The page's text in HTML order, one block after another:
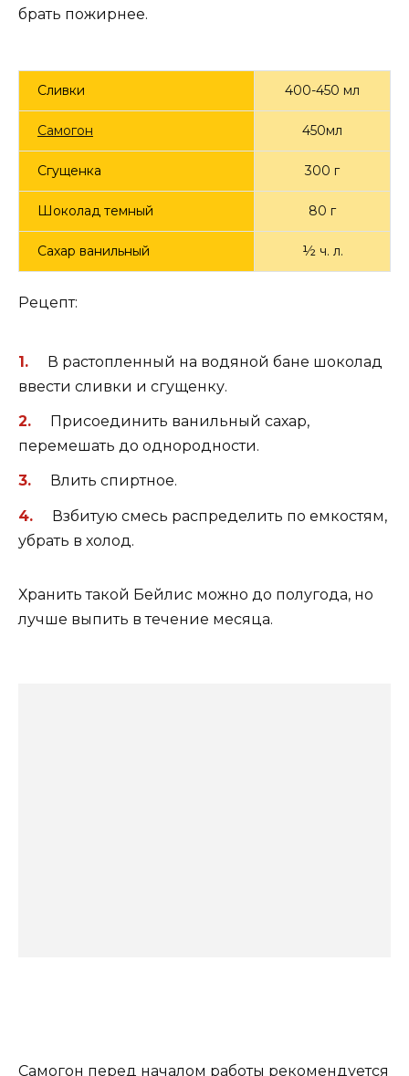
брать пожирнее.
Сливки 400-450 мл
Самогон 450мл
Сгущенка 300 г
Шоколад темный 80 г
Сахар ванильный ½ ч. л.
Рецепт:
В растопленный на водяной бане шоколад
ввести сливки и сгущенку.
Присоединить ванильный сахар,
перемешать до однородности.
Влить спиртное.
Взбитую смесь распределить по емкостям,
убрать в холод.
Хранить такой Бейлис можно до полугода, но
лучше выпить в течение месяца.
Самогон перед началом работы рекомендуется